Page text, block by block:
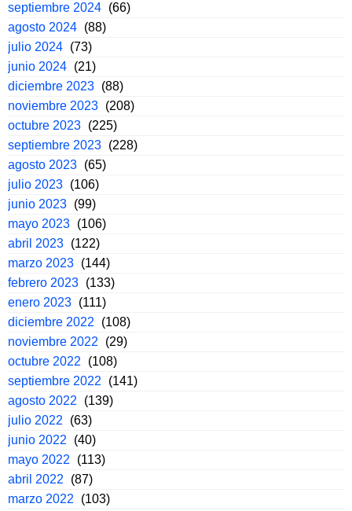
septiembre 2024 (66)
agosto 2024 (88)
julio 2024 (73)
junio 2024 (21)
diciembre 2023 (88)
noviembre 2023 (208)
octubre 2023 (225)
septiembre 2023 (228)
agosto 2023 (65)
julio 2023 (106)
junio 2023 (99)
mayo 2023 (106)
abril 2023 (122)
marzo 2023 (144)
febrero 2023 (133)
enero 2023 (111)
diciembre 2022
(108)
noviembre 2022
(29)
octubre 2022
(108)
septiembre 2022
(141)
agosto 2022
(139)
julio 2022
(63)
junio 2022
(40)
mayo 2022
(113)
abril 2022
(87)
marzo 2022
(103)